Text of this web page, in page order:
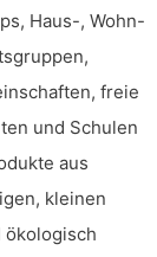
Haus-, Wohn-
freie
und Schulen
aus
kleinen
ökologisch